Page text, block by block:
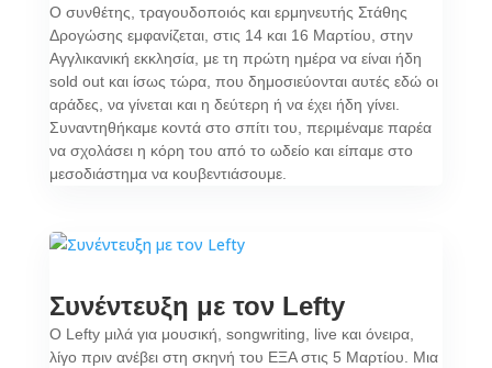
Ο συνθέτης, τραγουδοποιός και ερμηνευτής Στάθης
Δρογώσης εμφανίζεται, στις 14 και 16 Μαρτίου, στην
Αγγλικανική εκκλησία, με τη πρώτη ημέρα να είναι ήδη
sold out και ίσως τώρα, που δημοσιεύονται αυτές εδώ οι
αράδες, να γίνεται και η δεύτερη ή να έχει ήδη γίνει.
Συναντηθήκαμε κοντά στο σπίτι του, περιμέναμε παρέα
να σχολάσει η κόρη του από το ωδείο και είπαμε στο
μεσοδιάστημα να κουβεντιάσουμε.
Συνέντευξη με τον Lefty
Ο Lefty μιλά για μουσική, songwriting, live και όνειρα,
λίγο πριν ανέβει στη σκηνή του ΕΞΑ στις 5 Μαρτίου. Μια